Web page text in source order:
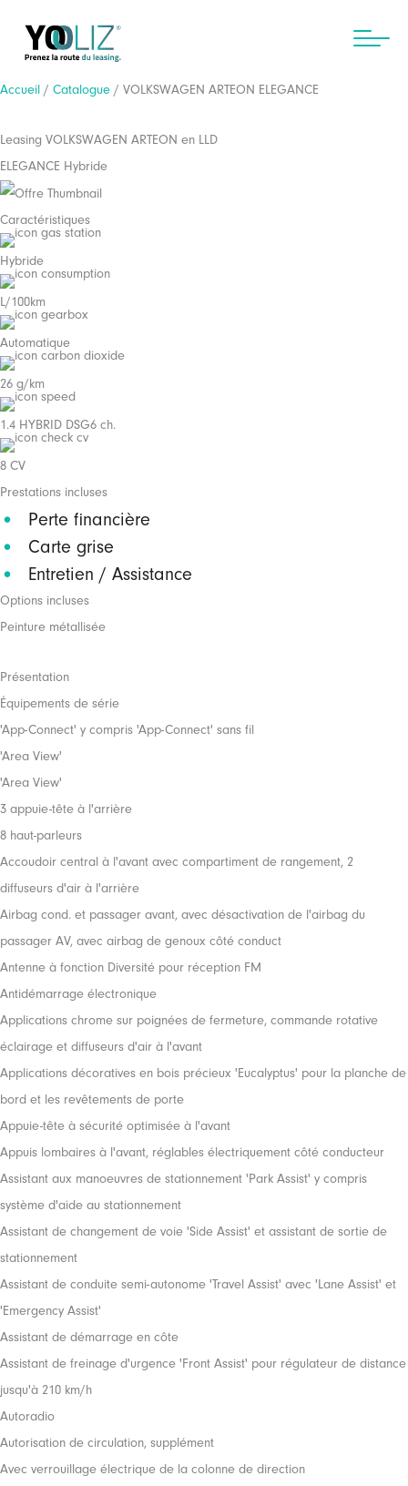
contenu
Accueil / Catalogue / VOLKSWAGEN ARTEON ELEGANCE
Leasing VOLKSWAGEN ARTEON en LLD
ELEGANCE Hybride
Caractéristiques
Hybride
L/100km
Automatique
26 g/km
1.4 HYBRID DSG6 ch.
8 CV
Prestations incluses
Perte financière
Carte grise
Entretien / Assistance
Options incluses
Peinture métallisée
Présentation
Équipements de série
'App-Connect' y compris 'App-Connect' sans fil
'Area View'
'Area View'
3 appuie-tête à l'arrière
8 haut-parleurs
Accoudoir central à l'avant avec compartiment de rangement, 2
diffuseurs d'air à l'arrière
Airbag cond. et passager avant, avec désactivation de l'airbag du
passager AV, avec airbag de genoux côté conduct
Antenne à fonction Diversité pour réception FM
Antidémarrage électronique
Applications chrome sur poignées de fermeture, commande rotative
éclairage et diffuseurs d'air à l'avant
Applications décoratives en bois précieux 'Eucalyptus' pour la planche de
bord et les revêtements de porte
Appuie-tête à sécurité optimisée à l'avant
Appuis lombaires à l'avant, réglables électriquement côté conducteur
Assistant aux manoeuvres de stationnement 'Park Assist' y compris
système d'aide au stationnement
Assistant de changement de voie 'Side Assist' et assistant de sortie de
stationnement
Assistant de conduite semi-autonome 'Travel Assist' avec 'Lane Assist' et
'Emergency Assist'
Assistant de démarrage en côte
Assistant de freinage d'urgence 'Front Assist' pour régulateur de distance
jusqu'à 210 km/h
Autoradio
Autorisation de circulation, supplément
Avec verrouillage électrique de la colonne de direction